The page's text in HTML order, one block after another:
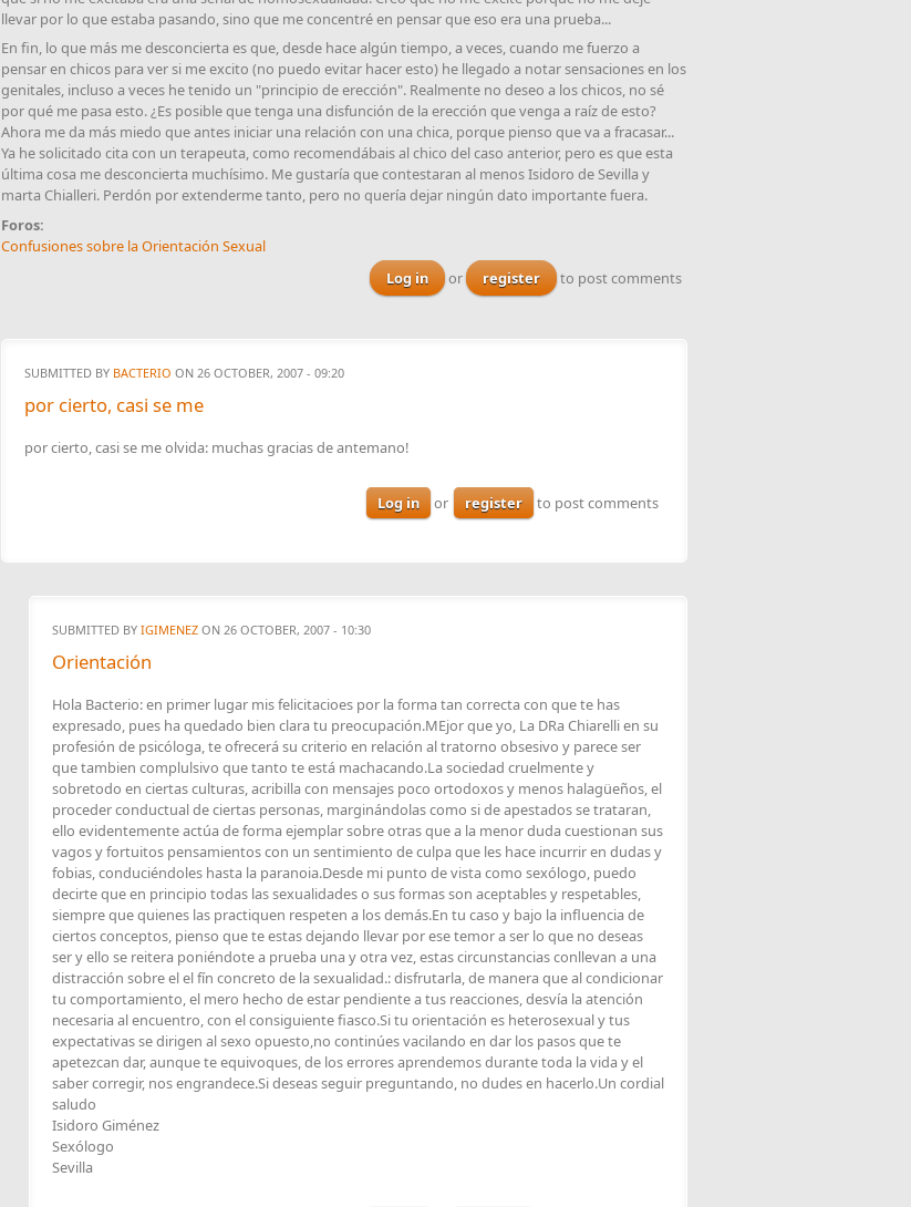
llevar por lo que estaba pasando, sino que me concentré en pensar que eso era una prueba...
En fin, lo que más me desconcierta es que, desde hace algún tiempo, a veces, cuando me fuerzo a
pensar en chicos para ver si me excito (no puedo evitar hacer esto) he llegado a notar sensaciones en los
genitales, incluso a veces he tenido un "principio de erección". Realmente no deseo a los chicos, no sé
por qué me pasa esto. ¿Es posible que tenga una disfunción de la erección que venga a raíz de esto?
Ahora me da más miedo que antes iniciar una relación con una chica, porque pienso que va a fracasar...
Ya he solicitado cita con un terapeuta, como recomendábais al chico del caso anterior, pero es que esta
última cosa me desconcierta muchísimo. Me gustaría que contestaran al menos Isidoro de Sevilla y
marta Chialleri. Perdón por extenderme tanto, pero no quería dejar ningún dato importante fuera.
Foros:
Confusiones sobre la Orientación Sexual
Log in
or register to post comments
SUBMITTED BY BACTERIO ON 26 OCTOBER, 2007 - 09:20
por cierto, casi se me
por cierto, casi se me olvida: muchas gracias de antemano!
Log in or register to post comments
SUBMITTED BY IGIMENEZ ON 26 OCTOBER, 2007 - 10:30
Orientación
Hola Bacterio: en primer lugar mis felicitacioes por la forma tan correcta con que te has
expresado, pues ha quedado bien clara tu preocupación.MEjor que yo, La DRa Chiarelli en su
profesión de psicóloga, te ofrecerá su criterio en relación al tratorno obsesivo y parece ser
que tambien complulsivo que tanto te está machacando.La sociedad cruelmente y
sobretodo en ciertas culturas, acribilla con mensajes poco ortodoxos y menos halagüeños, el
proceder conductual de ciertas personas, marginándolas como si de apestados se trataran,
ello evidentemente actúa de forma ejemplar sobre otras que a la menor duda cuestionan sus
vagos y fortuitos pensamientos con un sentimiento de culpa que les hace incurrir en dudas y
fobias, conduciéndoles hasta la paranoia.Desde mi punto de vista como sexólogo, puedo
decirte que en principio todas las sexualidades o sus formas son aceptables y respetables,
siempre que quienes las practiquen respeten a los demás.En tu caso y bajo la influencia de
ciertos conceptos, pienso que te estas dejando llevar por ese temor a ser lo que no deseas
ser y ello se reitera poniéndote a prueba una y otra vez, estas circunstancias conllevan a una
distracción sobre el el fín concreto de la sexualidad.: disfrutarla, de manera que al condicionar
tu comportamiento, el mero hecho de estar pendiente a tus reacciones, desvía la atención
necesaria al encuentro, con el consiguiente fiasco.Si tu orientación es heterosexual y tus
expectativas se dirigen al sexo opuesto,no continúes vacilando en dar los pasos que te
apetezcan dar, aunque te equivoques, de los errores aprendemos durante toda la vida y el
saber corregir, nos engrandece.Si deseas seguir preguntando, no dudes en hacerlo.Un cordial
saludo
Isidoro Giménez
Sexólogo
Sevilla